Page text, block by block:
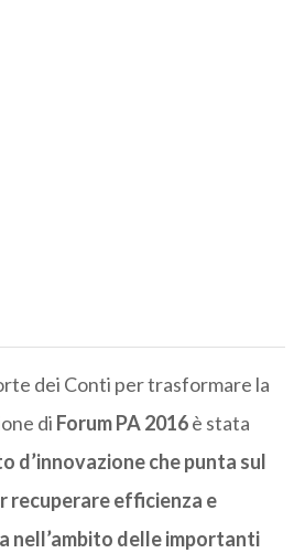
dei Conti per trasformare la
di Forum PA 2016è stata
d’innovazione che punta sul
recuperare efficienza e
nell’ambito delle importanti